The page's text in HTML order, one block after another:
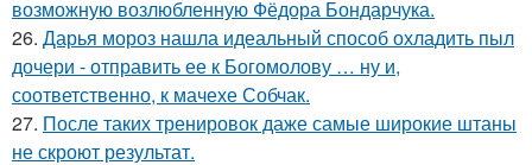
возможную возлюбленную Фёдора Бондарчука.
26. Дарья мороз нашла идеальный способ охладить пыл
дочери - отправить ее к Богомолову … ну и,
соответственно, к мачехе Собчак.
27. После таких тренировок даже самые широкие штаны
не скроют результат.